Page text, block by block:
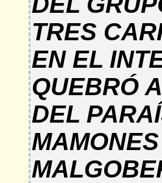
TRES
EN EL
QUEBRÓ
DEL